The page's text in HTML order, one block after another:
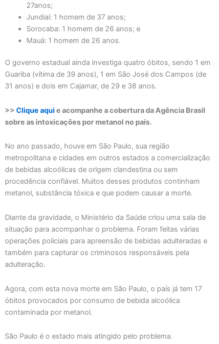
27anos;
Jundiaí: 1 homem de 37 anos;
Sorocaba: 1 homem de 26 anos; e
Mauá: 1 homem de 26 anos.
O governo estadual ainda investiga quatro óbitos, sendo 1 em
Guariba (vítima de 39 anos), 1 em São José dos Campos (de
31 anos) e dois em Cajamar, de 29 e 38 anos.
>> Clique aqui e acompanhe a cobertura da Agência Brasil
sobre as intoxicações por metanol no país.
No ano passado, houve em São Paulo, sua região
metropolitana e cidades em outros estados a comercialização
de bebidas alcoólicas de origem clandestina ou sem
procedência confiável. Muitos desses produtos continham
metanol, substância tóxica e que podem causar a morte.
Diante da gravidade, o Ministério da Saúde criou uma sala de
situação para acompanhar o problema. Foram feitas várias
operações policiais para apreensão de bebidas adulteradas e
também para capturar os criminosos responsáveis pela
adulteração.
Agora, com esta nova morte em São Paulo, o país já tem 17
óbitos provocados por consumo de bebida alcoólica
contaminada por metanol.
São Paulo é o estado mais atingido pelo problema.